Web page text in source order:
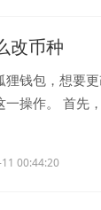
改币种
狸钱包，想要
一操作。 首先
00:44:20